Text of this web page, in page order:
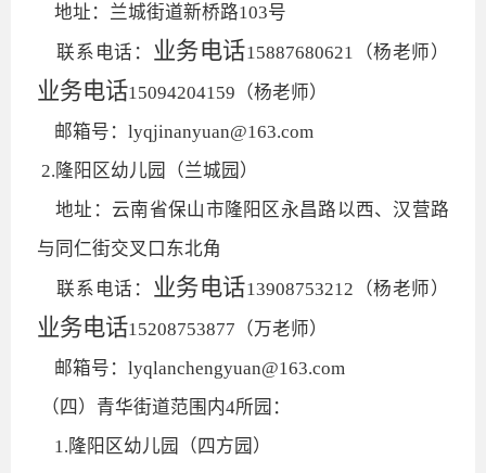
地址：兰城街道新桥路103号
联系电话：
业务电话15887680621（杨老师）
业务电话15094204159（杨老师）
邮箱号：lyqjinanyuan@163.com
2.隆阳区幼儿园（兰城园）
地址：云南省保山市隆阳区永昌路以西、汉营路
与同仁街交叉口东北角
联系电话：
业务电话13908753212（杨老师）
业务电话15208753877（万老师）
邮箱号：lyqlanchengyuan@163.com
（四）青华街道范围内4所园：
1.隆阳区幼儿园（四方园）